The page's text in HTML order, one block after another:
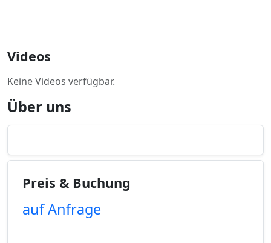
Videos
Keine Videos verfügbar.
Über uns
Preis & Buchung
auf Anfrage